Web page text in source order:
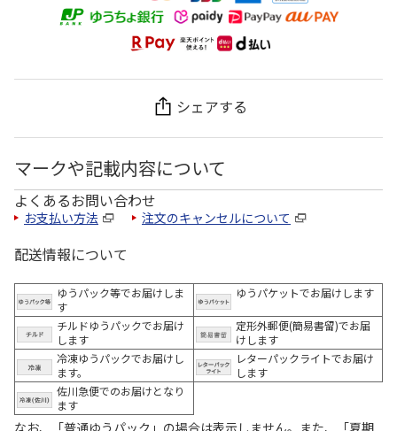
シェアする
マークや記載内容について
よくあるお問い合わせ
お支払い方法 注文のキャンセルについて
配送情報について
ゆうパック等でお届けしま
す
ゆうパケットでお届けします
チルドゆうパックでお届け
します
定形外郵便(簡易書留)でお届
けします
冷凍ゆうパックでお届けし
ます。
レターパックライトでお届け
します
佐川急便でのお届けとなり
ます
なお、「普通ゆうパック」の場合は表示しません。また、「夏期